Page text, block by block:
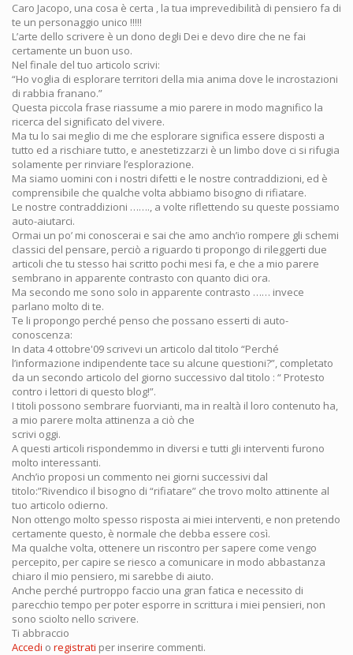
Caro Jacopo, una cosa è certa , la tua imprevedibilità di pensiero fa di
te un personaggio unico !!!!!
L’arte dello scrivere è un dono degli Dei e devo dire che ne fai
certamente un buon uso.
Nel finale del tuo articolo scrivi:
“Ho voglia di esplorare territori della mia anima dove le incrostazioni
di rabbia franano.”
Questa piccola frase riassume a mio parere in modo magnifico la
ricerca del significato del vivere.
Ma tu lo sai meglio di me che esplorare significa essere disposti a
tutto ed a rischiare tutto, e anestetizzarzi è un limbo dove ci si rifugia
solamente per rinviare l’esplorazione.
Ma siamo uomini con i nostri difetti e le nostre contraddizioni, ed è
comprensibile che qualche volta abbiamo bisogno di rifiatare.
Le nostre contraddizioni ……., a volte riflettendo su queste possiamo
auto-aiutarci.
Ormai un po’ mi conoscerai e sai che amo anch’io rompere gli schemi
classici del pensare, perciò a riguardo ti propongo di rileggerti due
articoli che tu stesso hai scritto pochi mesi fa, e che a mio parere
sembrano in apparente contrasto con quanto dici ora.
Ma secondo me sono solo in apparente contrasto …… invece
parlano molto di te.
Te li propongo perché penso che possano esserti di auto-
conoscenza:
In data 4 ottobre'09 scrivevi un articolo dal titolo “Perché
l’informazione indipendente tace su alcune questioni?”, completato
da un secondo articolo del giorno successivo dal titolo : “ Protesto
contro i lettori di questo blog!”.
I titoli possono sembrare fuorvianti, ma in realtà il loro contenuto ha,
a mio parere molta attinenza a ciò che
scrivi oggi.
A questi articoli rispondemmo in diversi e tutti gli interventi furono
molto interessanti.
Anch’io proposi un commento nei giorni successivi dal
titolo:”Rivendico il bisogno di “rifiatare” che trovo molto attinente al
tuo articolo odierno.
Non ottengo molto spesso risposta ai miei interventi, e non pretendo
certamente questo, è normale che debba essere così.
Ma qualche volta, ottenere un riscontro per sapere come vengo
percepito, per capire se riesco a comunicare in modo abbastanza
chiaro il mio pensiero, mi sarebbe di aiuto.
Anche perché purtroppo faccio una gran fatica e necessito di
parecchio tempo per poter esporre in scrittura i miei pensieri, non
sono sciolto nello scrivere.
Ti abbraccio
Accedi o registrati per inserire commenti.